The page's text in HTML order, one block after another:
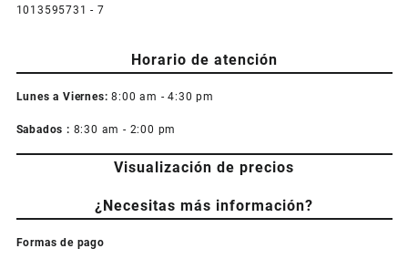
1013595731 - 7
Horario de atención
Lunes a Viernes: 8:00 am - 4:30 pm
Sabados : 8:30 am - 2:00 pm
Visualización de precios
¿Necesitas más información?
Formas de pago